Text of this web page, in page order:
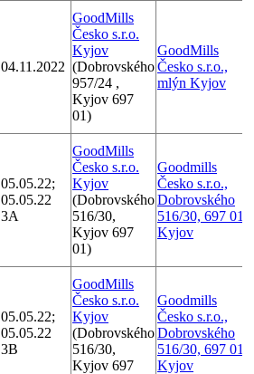
04.11.2022
GoodMills
Česko s.r.o.
Kyjov
(Dobrovského
957/24 ,
Kyjov 697
01)
GoodMills
Česko s.r.o.,
mlýn Kyjov
05.05.22;
05.05.22
3A
GoodMills
Česko s.r.o.
Kyjov
(Dobrovského
516/30,
Kyjov 697
01)
Goodmills
Česko s.r.o.,
Dobrovského
516/30, 697 01
Kyjov
05.05.22;
05.05.22
3B
GoodMills
Česko s.r.o.
Kyjov
(Dobrovského
516/30,
Kyjov 697
Goodmills
Česko s.r.o.,
Dobrovského
516/30, 697 01
Kyjov